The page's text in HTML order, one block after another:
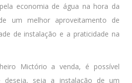
economia de água na hora da
um melhor aproveitamento de
de instalação e a praticidade na
Mictório a venda, é possível
deseja, seja a instalação de um